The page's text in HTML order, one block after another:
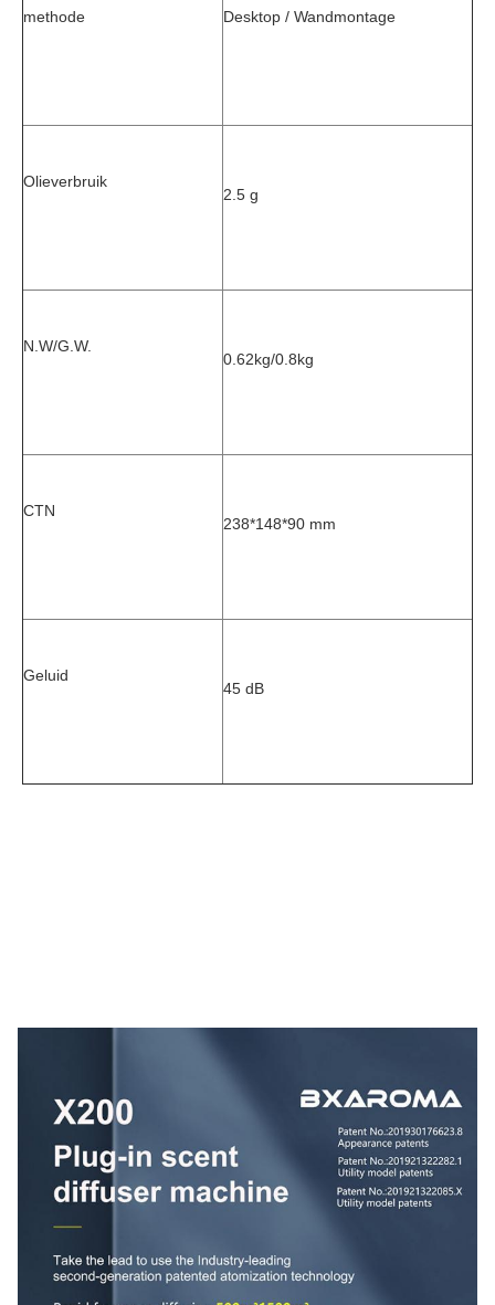
methode Desktop / Wandmontage
Olieverbruik
2.5 g
N.W/G.W.
0.62kg/0.8kg
CTN
238*148*90 mm
Geluid
45 dB